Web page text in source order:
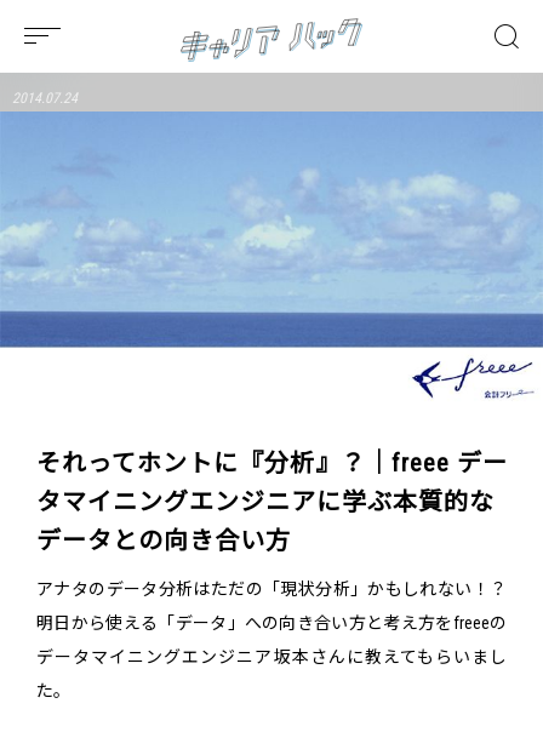
2014.07.24
それってホントに『分析』？｜freee デー
タマイニングエンジニアに学ぶ本質的な
データとの向き合い方
アナタのデータ分析はただの「現状分析」かもしれない！？
明日から使える「データ」への向き合い方と考え方をfreeeの
データマイニングエンジニア坂本さんに教えてもらいまし
た。